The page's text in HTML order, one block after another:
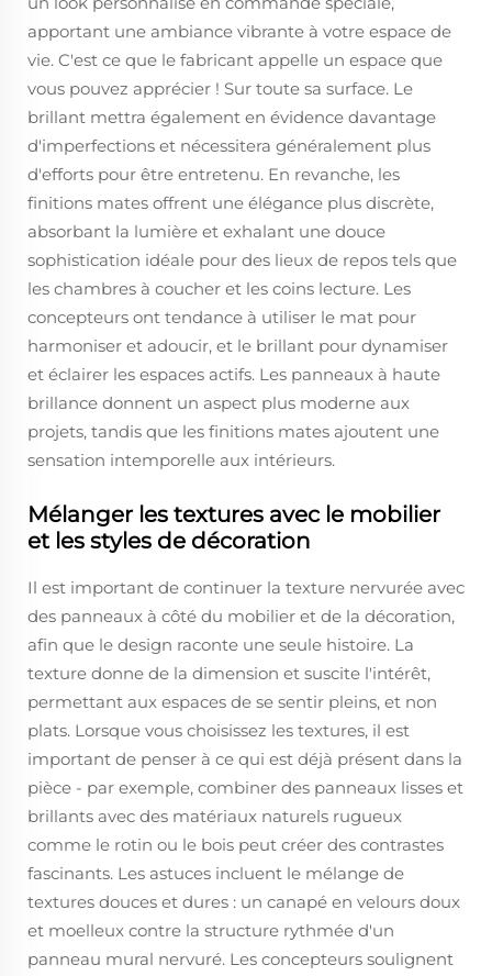
apportant une ambiance vibrante à votre espace de
vie. C'est ce que le fabricant appelle un espace que
vous pouvez apprécier ! Sur toute sa surface. Le
brillant mettra également en évidence davantage
d'imperfections et nécessitera généralement plus
d'efforts pour être entretenu. En revanche, les
finitions mates offrent une élégance plus discrète,
absorbant la lumière et exhalant une douce
sophistication idéale pour des lieux de repos tels que
les chambres à coucher et les coins lecture. Les
concepteurs ont tendance à utiliser le mat pour
harmoniser et adoucir, et le brillant pour dynamiser
et éclairer les espaces actifs. Les panneaux à haute
brillance donnent un aspect plus moderne aux
projets, tandis que les finitions mates ajoutent une
sensation intemporelle aux intérieurs.
Mélanger les textures avec le mobilier
et les styles de décoration
Il est important de continuer la texture nervurée avec
des panneaux à côté du mobilier et de la décoration,
afin que le design raconte une seule histoire. La
texture donne de la dimension et suscite l'intérêt,
permettant aux espaces de se sentir pleins, et non
plats. Lorsque vous choisissez les textures, il est
important de penser à ce qui est déjà présent dans la
pièce - par exemple, combiner des panneaux lisses et
brillants avec des matériaux naturels rugueux
comme le rotin ou le bois peut créer des contrastes
fascinants. Les astuces incluent le mélange de
textures douces et dures : un canapé en velours doux
et moelleux contre la structure rythmée d'un
panneau mural nervuré. Les concepteurs soulignent